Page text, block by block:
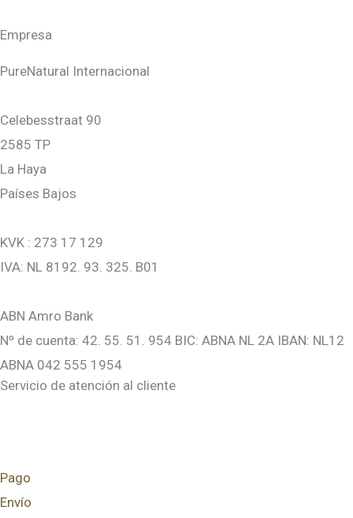
Empresa
PureNatural Internacional
Celebesstraat 90
2585 TP
La Haya
Países Bajos
KVK : 273 17 129
IVA: NL 8192. 93. 325. B01
ABN Amro Bank
Nº de cuenta: 42. 55. 51. 954 BIC: ABNA NL 2A IBAN: NL12
ABNA 042 555 1954
Servicio de atención al cliente
Pago
Envío